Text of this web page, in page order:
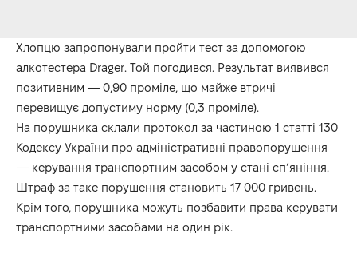
Хлопцю запропонували пройти тест за допомогою
алкотестера Drager. Той погодився. Результат виявився
позитивним — 0,90 проміле, що майже втричі
перевищує допустиму норму (0,3 проміле).
На порушника склали протокол за частиною 1 статті 130
Кодексу України про адміністративні правопорушення
— керування транспортним засобом у стані сп’яніння.
Штраф за таке порушення становить 17 000 гривень.
Крім того, порушника можуть позбавити права керувати
транспортними засобами на один рік.